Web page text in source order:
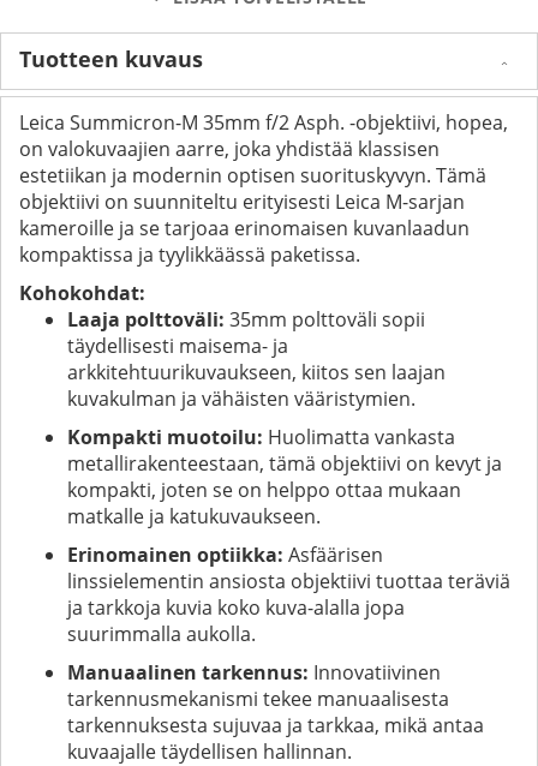
Tuotteen kuvaus
Leica Summicron-M 35mm f/2 Asph. -objektiivi, hopea,
on valokuvaajien aarre, joka yhdistää klassisen
estetiikan ja modernin optisen suorituskyvyn. Tämä
objektiivi on suunniteltu erityisesti Leica M-sarjan
kameroille ja se tarjoaa erinomaisen kuvanlaadun
kompaktissa ja tyylikkäässä paketissa.
Kohokohdat:
Laaja polttoväli: 35mm polttoväli sopii
täydellisesti maisema- ja
arkkitehtuurikuvaukseen, kiitos sen laajan
kuvakulman ja vähäisten vääristymien.
Kompakti muotoilu: Huolimatta vankasta
metallirakenteestaan, tämä objektiivi on kevyt ja
kompakti, joten se on helppo ottaa mukaan
matkalle ja katukuvaukseen.
Erinomainen optiikka: Asfäärisen
linssielementin ansiosta objektiivi tuottaa teräviä
ja tarkkoja kuvia koko kuva-alalla jopa
suurimmalla aukolla.
Manuaalinen tarkennus: Innovatiivinen
tarkennusmekanismi tekee manuaalisesta
tarkennuksesta sujuvaa ja tarkkaa, mikä antaa
kuvaajalle täydellisen hallinnan.